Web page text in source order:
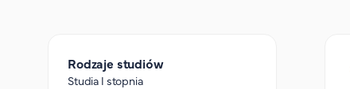
Rodzaje studiów
Studia I stopnia